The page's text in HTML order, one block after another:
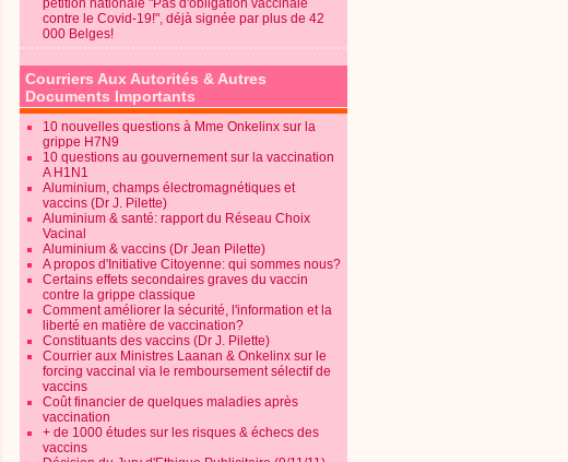
pétition nationale "Pas d'obligation vaccinale
contre le Covid-19!", déjà signée par plus de 42
000 Belges!
Courriers Aux Autorités & Autres
Documents Importants
10 nouvelles questions à Mme Onkelinx sur la
grippe H7N9
10 questions au gouvernement sur la vaccination
A H1N1
Aluminium, champs électromagnétiques et
vaccins (Dr J. Pilette)
Aluminium & santé: rapport du Réseau Choix
Vacinal
Aluminium & vaccins (Dr Jean Pilette)
A propos d'Initiative Citoyenne: qui sommes nous?
Certains effets secondaires graves du vaccin
contre la grippe classique
Comment améliorer la sécurité, l'information et la
liberté en matière de vaccination?
Constituants des vaccins (Dr J. Pilette)
Courrier aux Ministres Laanan & Onkelinx sur le
forcing vaccinal via le remboursement sélectif de
vaccins
Coût financier de quelques maladies après
vaccination
+ de 1000 études sur les risques & échecs des
vaccins